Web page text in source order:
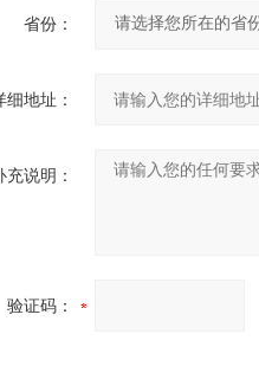
省份：
细地址：
充说明：
验证码：